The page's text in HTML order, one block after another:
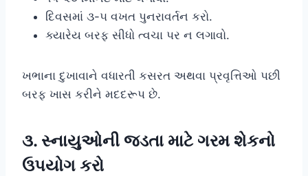
દિવસમાં ૩-૫ વખત પુનરાવર્તન કરો.
ક્યારેય બરફ સીધો ત્વચા પર ન લગાવો.
ખભાના દુખાવાને વધારતી કસરત અથવા પ્રવૃત્તિઓ પછી
બરફ ખાસ કરીને મદદરૂપ છે.
૩. સ્નાયુઓની જડતા માટે ગરમ શેકનો
ઉપયોગ કરો